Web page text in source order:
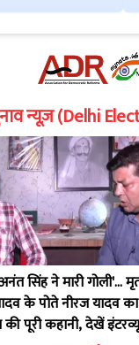
न्यूज़ (Delhi
सिंह ने मारी गोली'...
के पोते नीरज यादव का
की पूरी कहानी, देखें इंटरव्यू